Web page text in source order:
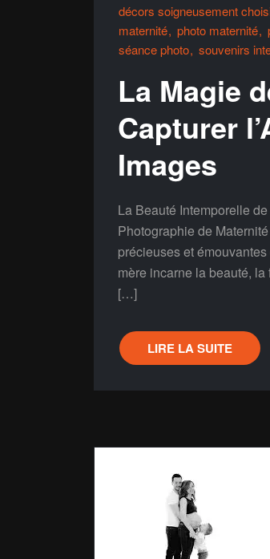
décors soigneusement
maternité photo maternité
séance photo souvenirs
La Magie
Capturer
Images
La Beauté Intemporelle
Photographie de
précieuses et
mère incarne la beauté,
[…]
LIRE LA SUITE